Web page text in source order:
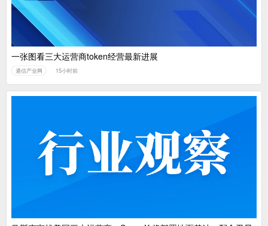
一张图看三大运营商token经营最新进展
通信产业网 15小时前